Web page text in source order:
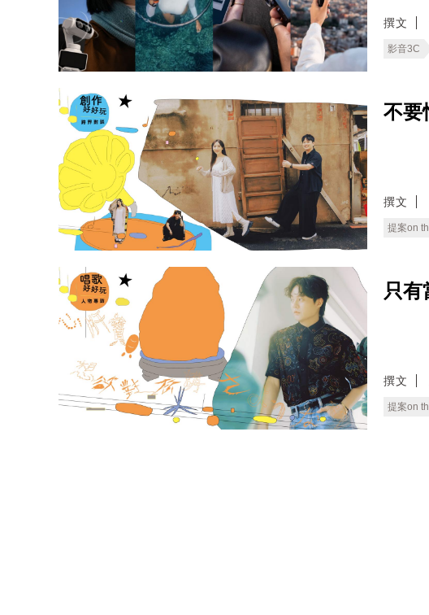
撰文
影音3C
不要
撰文
提案on
只有
撰文
提案on